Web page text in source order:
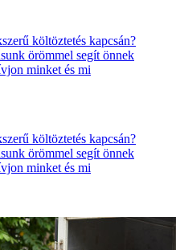
költöztetés kapcsán?
örömmel segít önnek
minket és mi
költöztetés kapcsán?
örömmel segít önnek
minket és mi